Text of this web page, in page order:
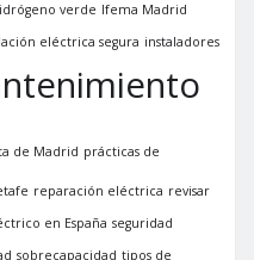
verde Ifema Madrid
eléctrica segura instaladores
de Madrid prácticas de
reparación eléctrica revisar
en España seguridad
sobrecapacidad tipos de